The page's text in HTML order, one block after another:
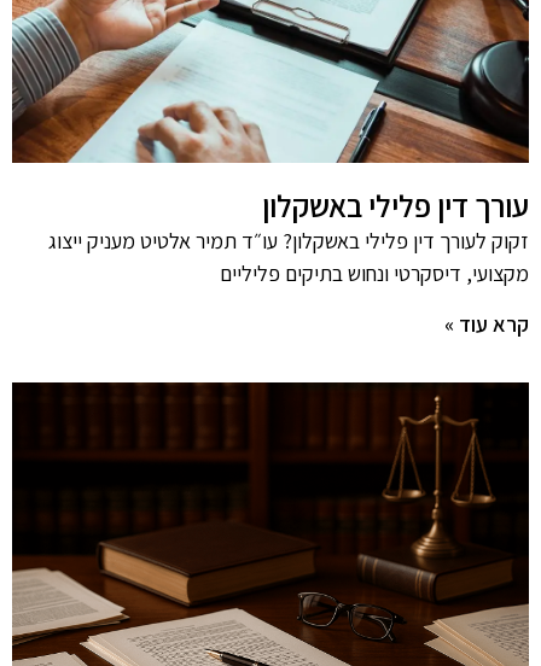
עורך דין פלילי באשקלון
זקוק לעורך דין פלילי באשקלון? עו״ד תמיר אלטיט מעניק ייצוג
מקצועי, דיסקרטי ונחוש בתיקים פליליים
קרא עוד »